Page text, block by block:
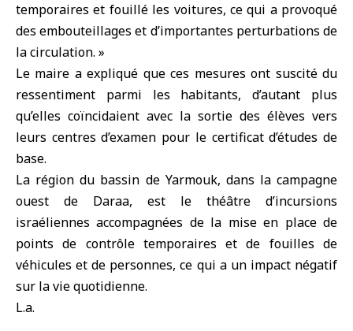
temporaires et fouillé les voitures, ce qui a provoqué
des embouteillages et d’importantes perturbations de
la circulation. »
Le maire a expliqué que ces mesures ont suscité du
ressentiment parmi les habitants, d’autant plus
qu’elles coïncidaient avec la sortie des élèves vers
leurs centres d’examen pour le certificat d’études de
base.
La région du bassin de Yarmouk, dans la campagne
ouest de Daraa, est le théâtre d’incursions
israéliennes accompagnées de la mise en place de
points de contrôle temporaires et de fouilles de
véhicules et de personnes, ce qui a un impact négatif
sur la vie quotidienne.
L.a.